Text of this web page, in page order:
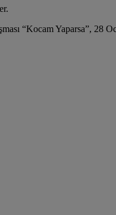
“Kocam Yaparsa”, 28